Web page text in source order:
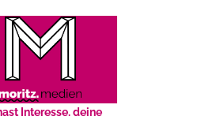
Interesse, deine